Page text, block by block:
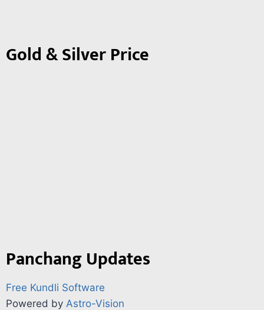
Gold & Silver Price
Panchang Updates
Free Kundli Software
Powered by Astro-Vision